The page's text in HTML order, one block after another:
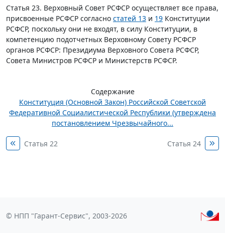
Статья 23. Верховный Совет РСФСР осуществляет все права,
присвоенные РСФСР согласно статей 13 и 19 Конституции
РСФСР, поскольку они не входят, в силу Конституции, в
компетенцию подотчетных Верховному Совету РСФСР
органов РСФСР: Президиума Верховного Совета РСФСР,
Совета Министров РСФСР и Министерств РСФСР.
Содержание
Конституция (Основной Закон) Российской Советской
Федеративной Социалистической Республики (утверждена
постановлением Чрезвычайного...
Статья 22 Статья 24
© НПП "Гарант-Сервис", 2003-2026